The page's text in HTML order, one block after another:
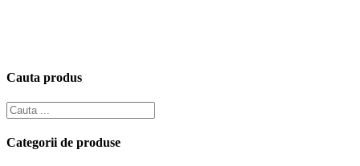
Cauta produs
Categorii de produse